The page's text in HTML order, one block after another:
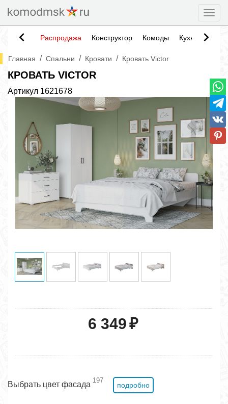
Распродажа Конструктор Комоды Кухни
Главная / Спальни / Кровати / Кровать Victor
КРОВАТЬ VICTOR
Артикул 1621678
6 349₽
Выбрать цвет фасада 197
подробно